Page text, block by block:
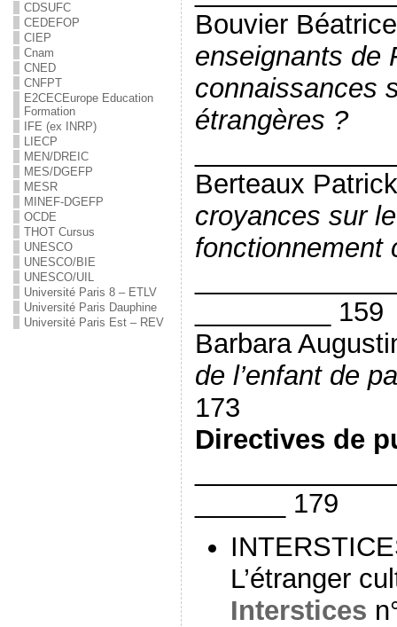
CDSUFC
CEDEFOP
CIEP
Cnam
CNED
CNFPT
E2CECEurope Education
Formation
IFE (ex INRP)
LIECP
MEN/DREIC
MES/DGEFP
MESR
MINEF-DGEFP
OCDE
THOT Cursus
UNESCO
UNESCO/BIE
UNESCO/UIL
Université Paris 8 – ETLV
Université Paris Dauphine
Université Paris Est – REV
Bouvier
enseignants de
connaissances
étrangères ?
Berteaux
croyances sur
fonctionnement
_________ 159
Barbara
de l’enfant de
173
Directives de
______ 179
L’étranger
Interstices